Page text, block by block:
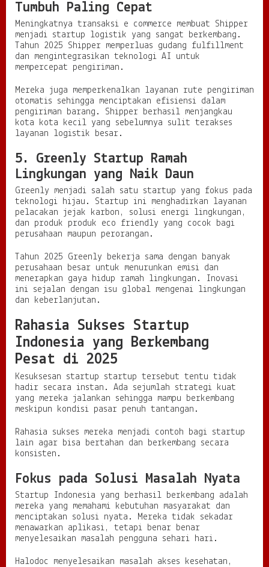
Tumbuh Paling Cepat
Meningkatnya transaksi e commerce membuat Shipper
menjadi startup logistik yang sangat berkembang.
Tahun 2025 Shipper memperluas gudang fulfillment
dan mengintegrasikan teknologi AI untuk
mempercepat pengiriman.
Mereka juga memperkenalkan layanan rute pengiriman
otomatis sehingga menciptakan efisiensi dalam
pengiriman barang. Shipper berhasil menjangkau
kota kota kecil yang sebelumnya sulit terakses
layanan logistik besar.
5. Greenly Startup Ramah
Lingkungan yang Naik Daun
Greenly menjadi salah satu startup yang fokus pada
teknologi hijau. Startup ini menghadirkan layanan
pelacakan jejak karbon, solusi energi lingkungan,
dan produk produk eco friendly yang cocok bagi
perusahaan maupun perorangan.
Tahun 2025 Greenly bekerja sama dengan banyak
perusahaan besar untuk menurunkan emisi dan
menerapkan gaya hidup ramah lingkungan. Inovasi
ini sejalan dengan isu global mengenai lingkungan
dan keberlanjutan.
Rahasia Sukses Startup
Indonesia yang Berkembang
Pesat di 2025
Kesuksesan startup startup tersebut tentu tidak
hadir secara instan. Ada sejumlah strategi kuat
yang mereka jalankan sehingga mampu berkembang
meskipun kondisi pasar penuh tantangan.
Rahasia sukses mereka menjadi contoh bagi startup
lain agar bisa bertahan dan berkembang secara
konsisten.
Fokus pada Solusi Masalah Nyata
Startup Indonesia yang berhasil berkembang adalah
mereka yang memahami kebutuhan masyarakat dan
menciptakan solusi nyata. Mereka tidak sekadar
menawarkan aplikasi, tetapi benar benar
menyelesaikan masalah pengguna sehari hari.
Halodoc menyelesaikan masalah akses kesehatan,